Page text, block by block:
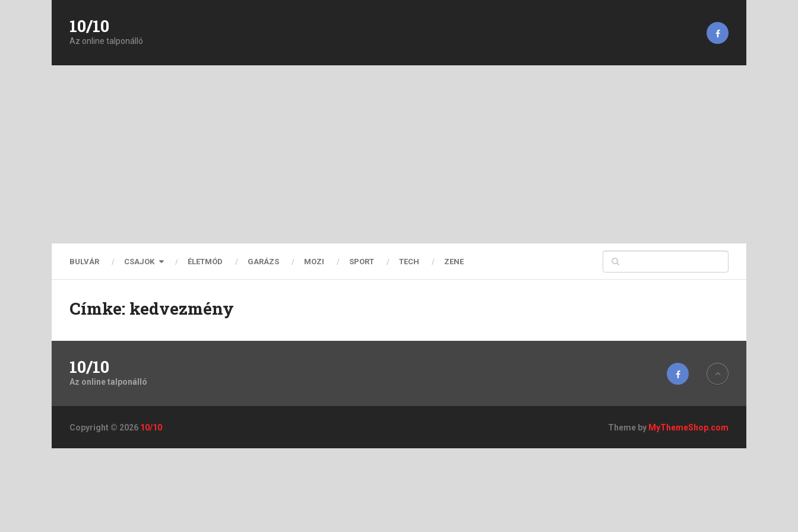
10/10
Az online talponálló
BULVÁR CSAJOK ÉLETMÓD GARÁZS MOZI SPORT TECH ZENE
Címke: kedvezmény
10/10
Az online talponálló
Copyright © 2026 10/10 Theme by MyThemeShop.com